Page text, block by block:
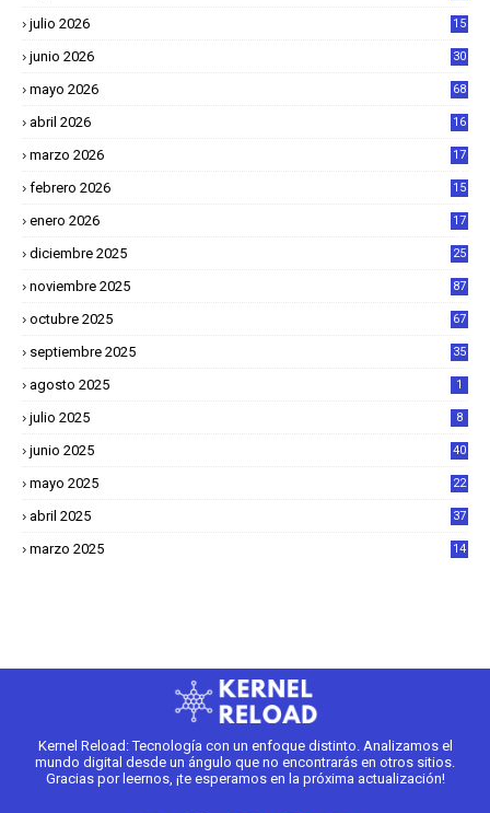
julio 2026 15
junio 2026 30
mayo 2026 68
abril 2026
16
marzo 2026
17
febrero 2026
15
enero 2026
17
diciembre 2025
25
noviembre 2025 87
octubre 2025 67
septiembre 2025 35
agosto 2025 1
julio 2025 8
junio 2025 40
mayo 2025
22
abril 2025
37
marzo 2025
14
Kernel Reload: Tecnología con un enfoque distinto. Analizamos el
mundo digital desde un ángulo que no encontrarás en otros sitios.
Gracias por leernos, ¡te esperamos en la próxima actualización!